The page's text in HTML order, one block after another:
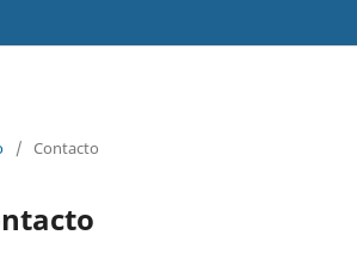
/ Contacto